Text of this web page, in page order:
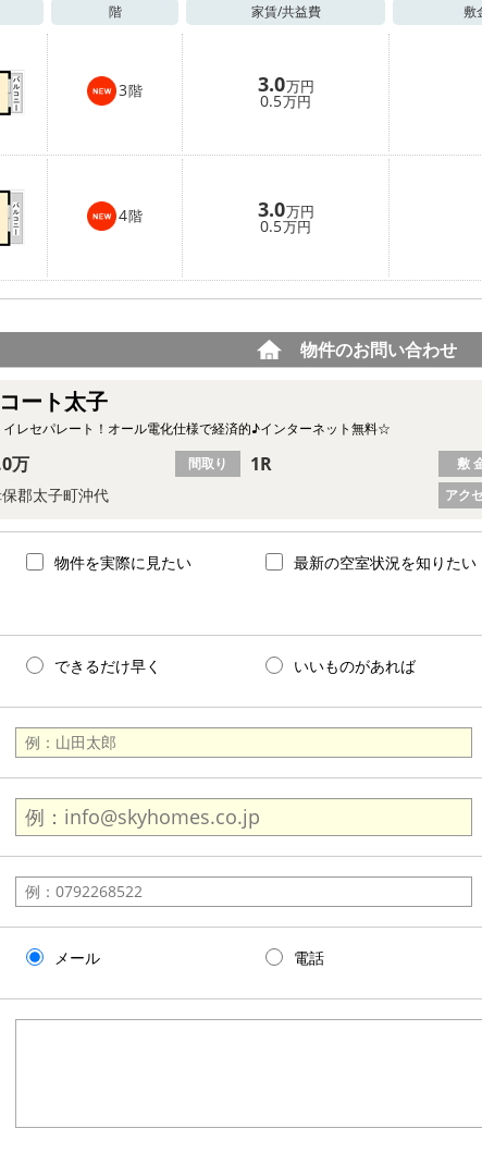
階 家賃/共益費 敷
3階 3.0万円
0.5万円
4階 3.0万円
0.5万円
物件のお問い合わせ
ート太子
イレセパレート！オール電化仕様で経済的♪インターネット無料☆
郡太子町沖代 アク
万 間取り 1R 敷
物件を実際に見たい 最新の空室状況を知りたい
できるだけ早く いいものがあれば
メール 電話